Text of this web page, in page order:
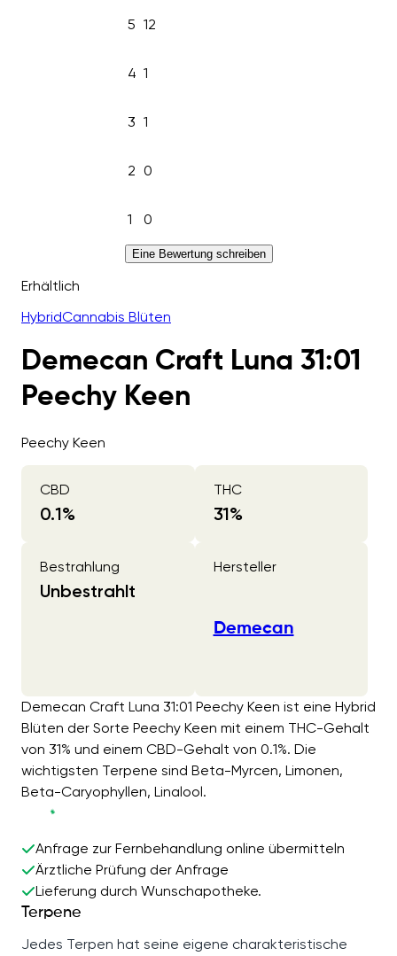
5 12
4 1
3 1
2 0
1 0
Eine Bewertung schreiben
Erhältlich
HybridCannabis Blüten
Demecan Craft Luna 31:01
Peechy Keen
Peechy Keen
CBD
0.1%
THC
31%
Bestrahlung
Unbestrahlt
Hersteller
Demecan
Demecan Craft Luna 31:01 Peechy Keen ist eine Hybrid
Blüten der Sorte Peechy Keen mit einem THC-Gehalt
von 31% und einem CBD-Gehalt von 0.1%. Die
wichtigsten Terpene sind Beta-Myrcen, Limonen,
Beta-Caryophyllen, Linalool.
Anfrage zur Fernbehandlung online übermitteln
Ärztliche Prüfung der Anfrage
Lieferung durch Wunschapotheke.
Terpene
Jedes Terpen hat seine eigene charakteristische